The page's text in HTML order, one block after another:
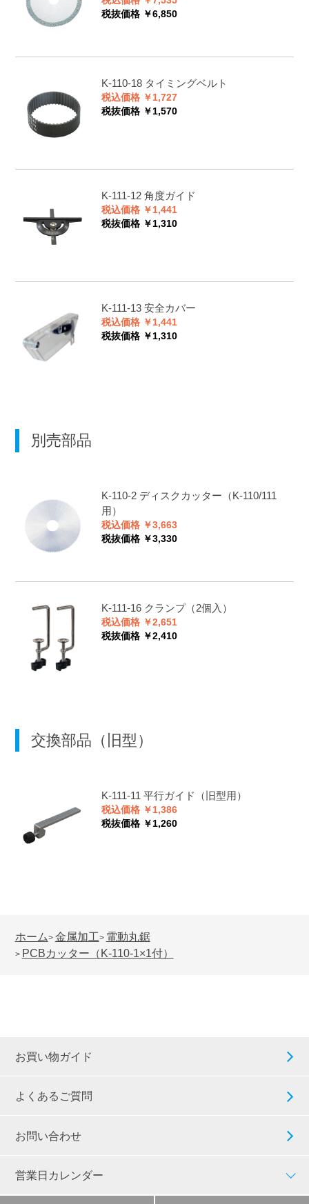
税抜価格 ￥6,850
K-110-18 タイミングベルト
税込価格 ￥1,727
税抜価格 ￥1,570
K-111-12 角度ガイド
税込価格 ￥1,441
税抜価格 ￥1,310
K-111-13 安全カバー
税込価格 ￥1,441
税抜価格 ￥1,310
別売部品
K-110-2 ディスクカッター（K-110/111
用）
税込価格 ￥3,663
税抜価格 ￥3,330
K-111-16 クランプ（2個入）
税込価格 ￥2,651
税抜価格 ￥2,410
交換部品（旧型）
K-111-11 平行ガイド（旧型用）
税込価格 ￥1,386
税抜価格 ￥1,260
ホーム> 金属加工> 電動丸鋸
> PCBカッター（K-110-1×1付）
お買い物ガイド
よくあるご質問
お問い合わせ
営業日カレンダー